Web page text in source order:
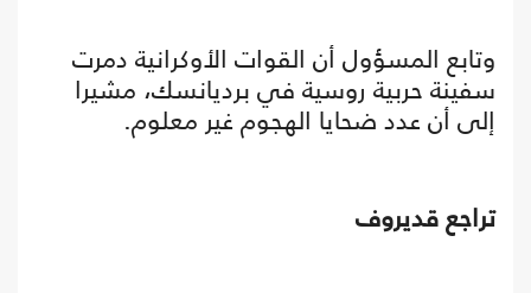
وتابع المسؤول أن القوات الأوكرانية دمرت
سفينة حربية روسية في برديانسك، مشيرا
إلى أن عدد ضحايا الهجوم غير معلوم.
تراجع قديروف